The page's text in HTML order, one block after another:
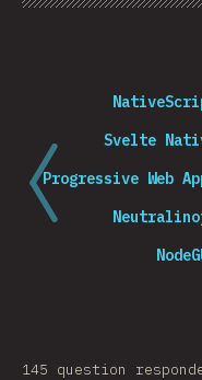
Chart
Progressive Web
Svelte
145 question